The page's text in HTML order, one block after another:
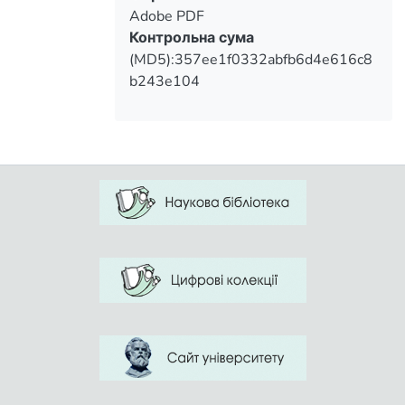
results. Surveys of students revealed that
the majority of respondents, 81%,
consider it necessary to study a sport such
as rock climbing for better professional
appearance and promotes the
development of physical abilities, 64% of
high school students would enjoy
and timely.
Adobe PDF
Контрольна сума
(MD5):357ee1f0332abfb6d4e616c8
b243e104